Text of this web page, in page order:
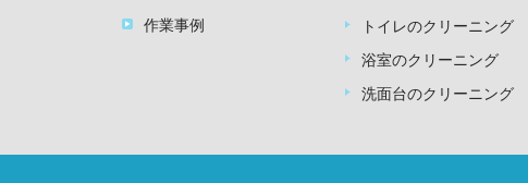
作業事例
トイレのクリーニング
浴室のクリーニング
洗面台のクリーニング